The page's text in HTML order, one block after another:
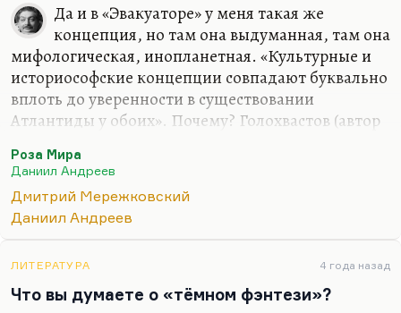
Да и в «Эвакуаторе» у меня такая же
концепция, но там она выдуманная, там она
мифологическая, инопланетная. «Культурные и
историософские концепции совпадают буквально
вплоть до уверенности в существовании
Атлантиды у обоих». Почему? Голохвастов (автор
верил. Я не думаю, что это от Мережковского
взято. Просто они все любили Платона, ну и,
естественно, что идеи Атлантиды. «Одинакова
концепция «Христос больше христианства»,— да,
Единство духовного опыта?»
Знаете, на вершине все тропы сходятся.
Роза Мира
Даниил Андреев
Дмитрий Мережковский
Даниил Андреев
ЛИТЕРАТУРА 4 года назад
Что вы думаете о «тёмном фэнтези»?